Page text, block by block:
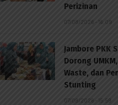
Perizinan
07/08/2026 - 16:09
Jambore PKK
Dorong
Waste, dan
Stunting
07/08/2026 - 15:59